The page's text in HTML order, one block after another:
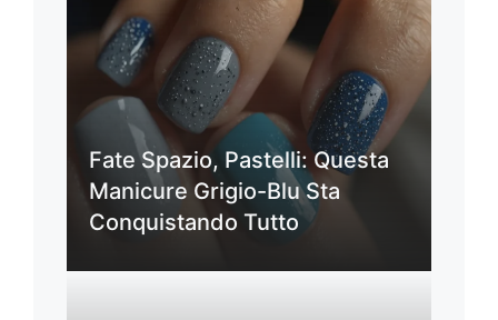
Fate Spazio, Pastelli: Questa
Manicure Grigio-Blu Sta
Conquistando Tutto